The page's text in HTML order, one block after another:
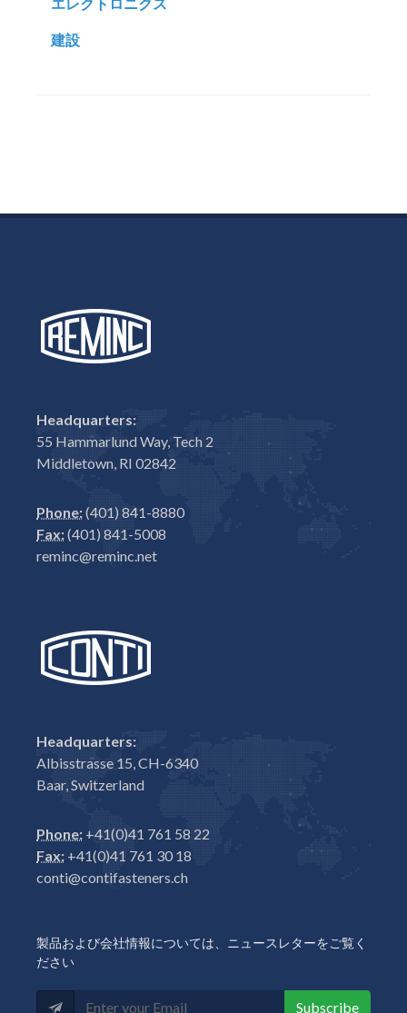
建設
Headquarters:
55 Hammarlund Way, Tech 2
Middletown, RI 02842
Phone:(401) 841-8880
Fax:(401) 841-5008
reminc@reminc.net
Headquarters:
Albisstrasse 15, CH-6340
Baar, Switzerland
Phone: +41(0)41 761 58 22
Fax: +41(0)41 761 30 18
conti@contifasteners.ch
製品および会社情報については、ニュースレターをご覧く
ださい
Subscribe